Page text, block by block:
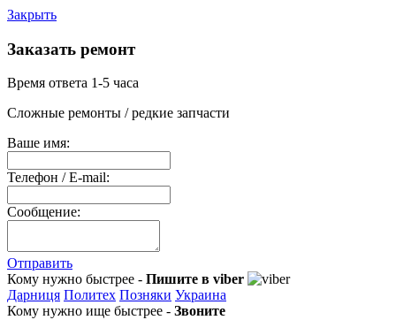
Закрыть
Заказать ремонт
Время ответа 1-5 часа
Сложные ремонты / редкие запчасти
Ваше имя:
Телефон / E-mail:
Сообщение:
Отправить
Кому нужно быстрее - Пишите в viber
Дарниця Политех Позняки Украина
Кому нужно ище быстрее - Звоните